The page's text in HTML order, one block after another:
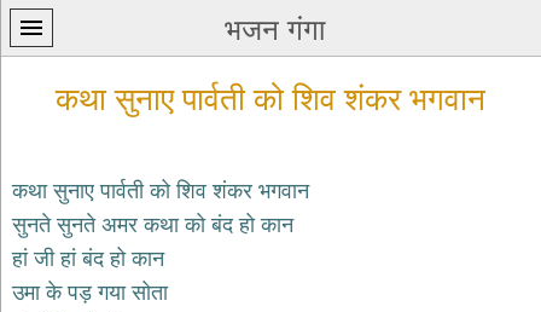
भजन गंगा
प्रथम
पन्ना
home
कथा सुनाए पार्वती को शिव शंकर भगवान
कथा सुनाए पार्वती को शिव शंकर भगवान
सुनते सुनते अमर कथा को बंद हो कान
हां जी हां बंद हो कान
उमा के पड़ गया सोता